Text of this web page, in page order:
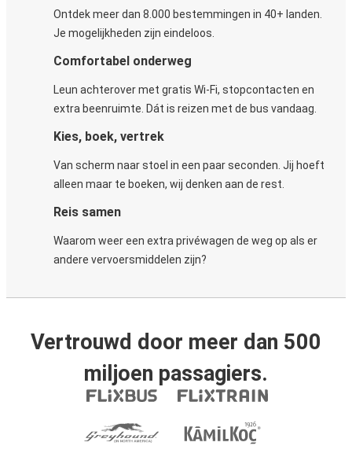
Ontdek meer dan 8.000 bestemmingen in 40+ landen.
Je mogelijkheden zijn eindeloos.
Comfortabel onderweg
Leun achterover met gratis Wi-Fi, stopcontacten en
extra beenruimte. Dát is reizen met de bus vandaag.
Kies, boek, vertrek
Van scherm naar stoel in een paar seconden. Jij hoeft
alleen maar te boeken, wij denken aan de rest.
Reis samen
Waarom weer een extra privéwagen de weg op als er
andere vervoersmiddelen zijn?
Vertrouwd door meer dan 500
miljoen passagiers.